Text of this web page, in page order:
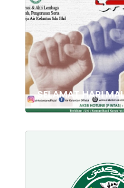
SELAMAT HARI